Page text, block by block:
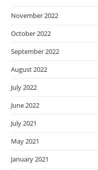
November 2022
October 2022
September 2022
August 2022
July 2022
June 2022
July 2021
May 2021
January 2021